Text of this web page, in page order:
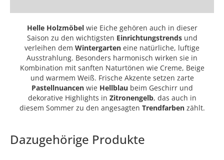
Helle Holzmöbelwie Eiche gehören auch in dieser
Saison zu den wichtigsten Einrichtungstrendsund
verleihen dem Wintergarten eine natürliche, luftige
Ausstrahlung. Besonders harmonisch wirken sie in
Kombination mit sanften Naturtönen wie Creme, Beige
und warmem Weiß. Frische Akzente setzen zarte
Pastellnuancenwie Hellblau beim Geschirr und
dekorative Highlights in Zitronengelb, das auch in
diesem Sommer zu den angesagten Trendfarbenzählt.
Dazugehörige Produkte